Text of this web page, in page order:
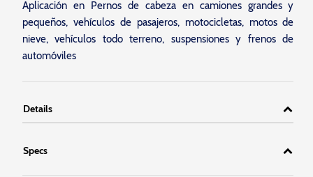
Aplicación en Pernos de cabeza en camiones grandes y
pequeños, vehículos de pasajeros, motocicletas, motos de
nieve, vehículos todo terreno, suspensiones y frenos de
automóviles
Details
Specs